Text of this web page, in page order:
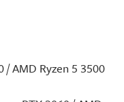
AMD Ryzen 5 3500